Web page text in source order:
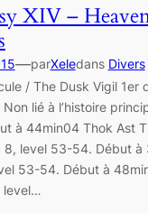
XIV –
—parXeledans Divers
/ The Dusk Vigil 1er
Non lié à l’histoire
à 44min04 Thok Ast
8, level 53-54. Début à
53-54. Début à
level…